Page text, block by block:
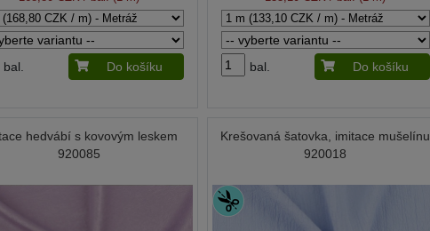
bal. Do košíku bal. Do košíku
hedvábí s kovovým leskem
920085
Krešovaná šatovka, imitace mušelínu
920018